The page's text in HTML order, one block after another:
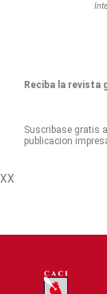
Reciba la revista
Suscribase gratis
publicacion
XX